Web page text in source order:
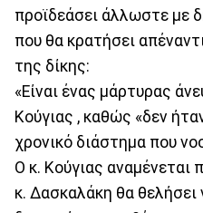
προϊδεάσει άλλωστε με
που θα κρατήσει
της δίκης:
«Είναι ένας μάρτυρας
Κούγιας , καθώς «δεν
χρονικό διάστημα που
Ο κ. Κούγιας
κ. Δασκαλάκη θα θελήσει